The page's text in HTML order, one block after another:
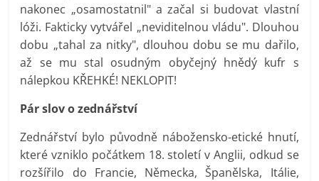
nakonec „osamostatnil" a začal si budovat vlastní
lóži. Fakticky vytvářel „neviditelnou vládu". Dlouhou
dobu „tahal za nitky", dlouhou dobu se mu dařilo,
až se mu stal osudným obyčejný hnědý kufr s
nálepkou KŘEHKÉ! NEKLOPIT!
Pár slov o zednářství
Zednářství bylo původně nábožensko-etické hnutí,
které vzniklo počátkem 18. století v Anglii, odkud se
rozšířilo do Francie, Německa, Španělska, Itálie,